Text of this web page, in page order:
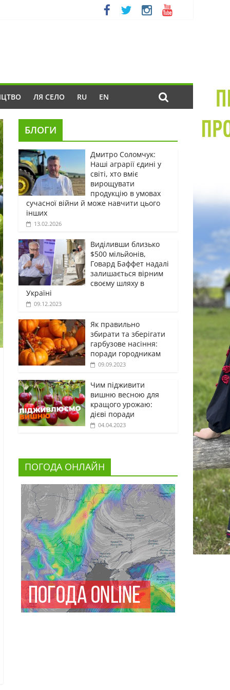
ЛЯ СЕЛО RU EN
БЛОГИ
Дмитро Соломчук:
Наші аграрії єдині у
світі, хто вміє
вирощувати
продукцію в умовах
сучасної війни й може навчити цього
інших
13.02.2026
Виділивши близько
$500 мільйонів,
Говард Баффет надалі
залишається вірним
своєму шляху в
Україні
09.12.2023
Як правильно
збирати та зберігати
гарбузове насіння:
поради городникам
09.09.2023
Чим підживити
вишню весною для
кращого урожаю:
дієві поради
04.04.2023
ПОГОДА ОНЛАЙН